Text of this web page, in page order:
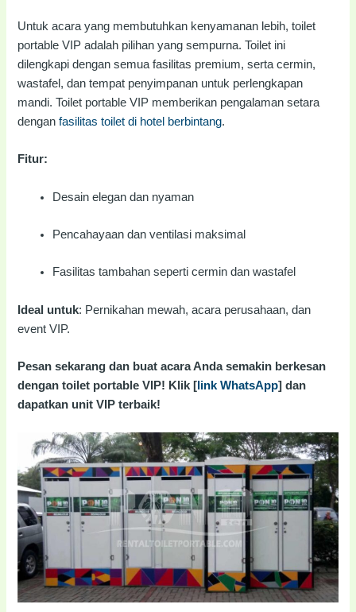
Untuk acara yang membutuhkan kenyamanan lebih, toilet
portable VIP adalah pilihan yang sempurna. Toilet ini
dilengkapi dengan semua fasilitas premium, serta cermin,
wastafel, dan tempat penyimpanan untuk perlengkapan
mandi. Toilet portable VIP memberikan pengalaman setara
denganfasilitas toilet di hotel berbintang.
Fitur:
Desain elegan dan nyaman
Pencahayaan dan ventilasi maksimal
Fasilitas tambahan seperti cermin dan wastafel
Ideal untuk: Pernikahan mewah, acara perusahaan, dan
event VIP.
Pesan sekarang dan buat acara Anda semakin berkesan
dengan toilet portable VIP! Klik [ link WhatsApp] dan
dapatkan unit VIP terbaik!